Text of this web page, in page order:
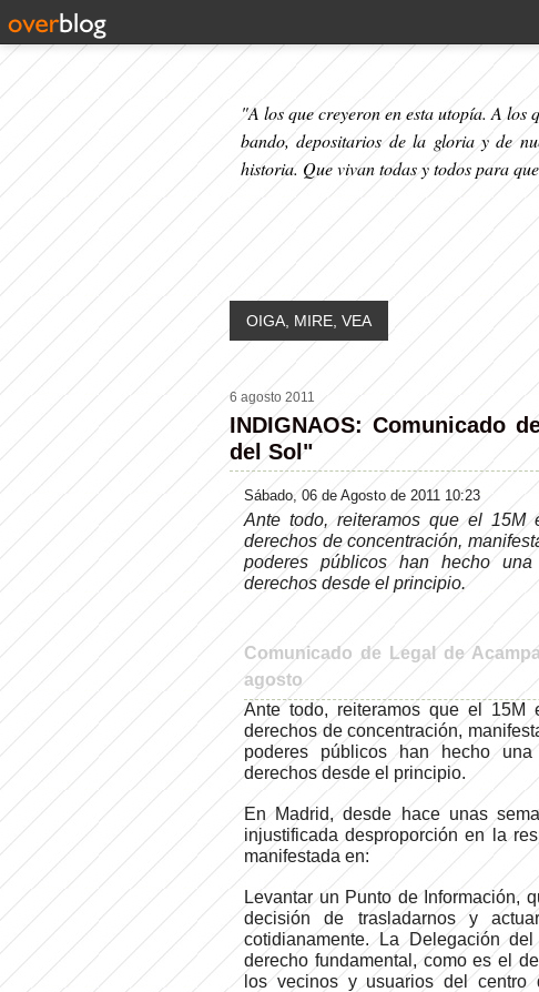
"A los que creyeron en esta utopía. A
bando, depositarios de la gloria y de
historia. Que vivan todas y todos para
OIGA, MIRE, VEA
6 agosto 2011
INDIGNAOS: Comunicado
del Sol"
Sábado, 06 de Agosto de 2011 10:23
Ante todo, reiteramos que el 15M
derechos de concentración,
poderes públicos han hecho
derechos desde el principio.
Comunicado de Legal de
agosto
Ante todo, reiteramos que el 15M
derechos de concentración,
poderes públicos han hecho
derechos desde el principio.
En Madrid, desde hace unas
injustificada desproporción en la
manifestada en:
Levantar un Punto de Información,
decisión de trasladarnos y
cotidianamente. La Delegación
derecho fundamental, como es el
los vecinos y usuarios del